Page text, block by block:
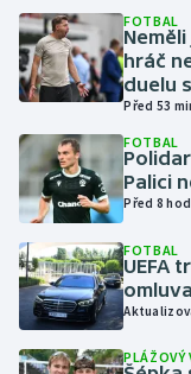
Gymnastika
Házená
Jezdectví
Judo
Krasobruslení
Lezení
FOTBAL
hráč
duelu
Před 53
FOTBAL
Palici
Před 8 hod
FOTBAL
UEFA
PLÁŽOVÝ